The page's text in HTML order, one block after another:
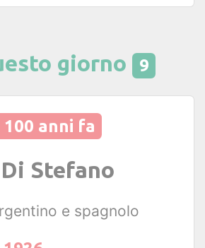
giorno 9
100 anni fa
Stefano
e spagnolo